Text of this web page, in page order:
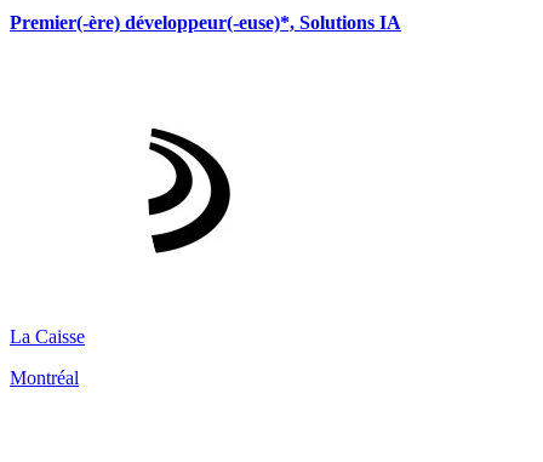
Premier(-ère) développeur(-euse)*, Solutions IA
La Caisse
Montréal